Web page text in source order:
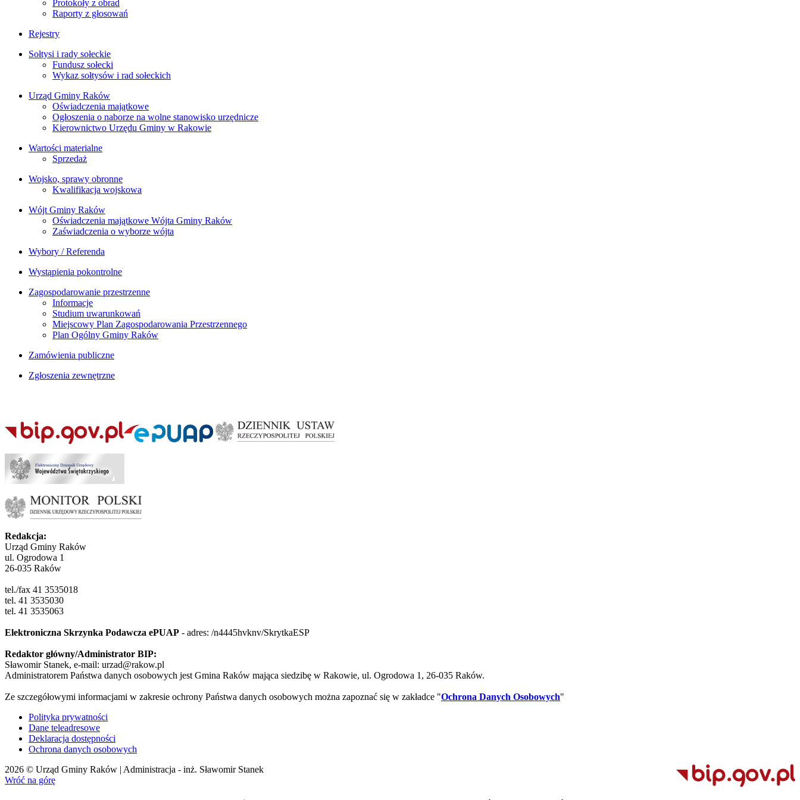
Protokoły z obrad
Raporty z głosowań
Rejestry
Sołtysi i rady sołeckie
Fundusz sołecki
Wykaz sołtysów i rad sołeckich
Urząd Gminy Raków
Oświadczenia majątkowe
Ogłoszenia o naborze na wolne stanowisko urzędnicze
Kierownictwo Urzędu Gminy w Rakowie
Wartości materialne
Sprzedaż
Wojsko, sprawy obronne
Kwalifikacja wojskowa
Wójt Gminy Raków
Oświadczenia majątkowe Wójta Gminy Raków
Zaświadczenia o wyborze wójta
Wybory / Referenda
Wystąpienia pokontrolne
Zagospodarowanie przestrzenne
Informacje
Studium uwarunkowań
Miejscowy Plan Zagospodarowania Przestrzennego
Plan Ogólny Gminy Raków
Zamówienia publiczne
Zgłoszenia zewnętrzne
Redakcja:
Urząd Gminy Raków
ul. Ogrodowa 1
26-035 Raków
tel./fax 41 3535018
tel. 41 3535030
tel. 41 3535063
Elektroniczna Skrzynka Podawcza ePUAP - adres: /n4445hvknv/SkrytkaESP
Redaktor główny/Administrator BIP:
Sławomir Stanek, e-mail: urzad@rakow.pl
Administratorem Państwa danych osobowych jest Gmina Raków mająca siedzibę w Rakowie, ul. Ogrodowa 1, 26-035 Raków.
Ze szczegółowymi informacjami w zakresie ochrony Państwa danych osobowych można zapoznać się w zakładce "Ochrona Danych Osobowych"
Polityka prywatności
Dane teleadresowe
Deklaracja dostępności
Ochrona danych osobowych
2026 © Urząd Gminy Raków | Administracja - inż. Sławomir Stanek
Wróć na górę